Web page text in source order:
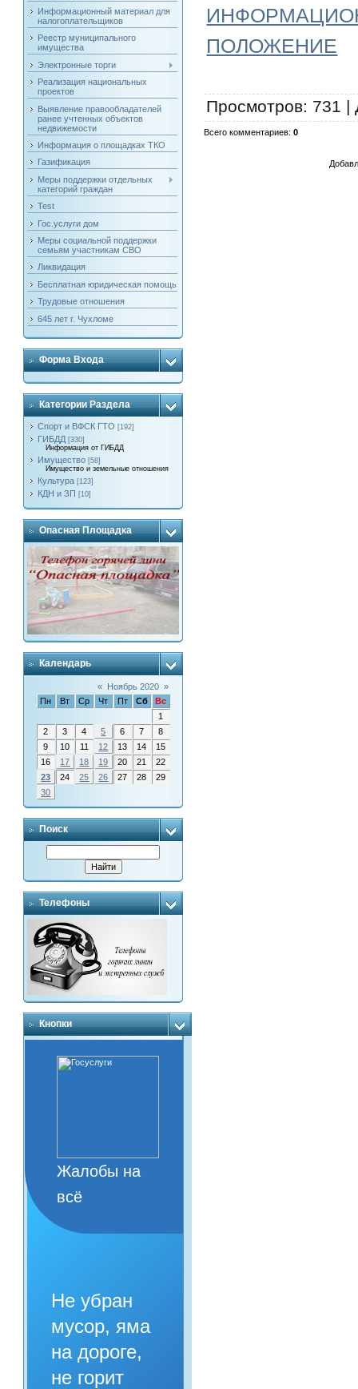
Информационный материал для
налогоплательщиков
Реестр муниципального
имущества
Электронные торги
Реализация национальных
проектов
Выявление правообладателей
ранее учтенных объектов
недвижемости
Информация о площадках ТКО
Газификация
Меры поддержки отдельных
категорий граждан
Test
Гос.услуги дом
Меры социальной поддержки
семьям участникам СВО
Ликвидация
Бесплатная юридическая помощь
Трудовые отношения
645 лет г. Чухломе
Форма Входа
Категории Раздела
Спорт и ВФСК ГТО [192]
ГИБДД [330]
Информация от ГИБДД
Имущество [58]
Имущество и земельные отношения
Культура [123]
КДН и ЗП [10]
Опасная Площадка
Календарь
« Ноябрь 2020 »
Пн
Вт Ср Чт Пт Сб
Вс
1
2
3 4 5 6 7
8
9
10 11 12 13 14
15
16
17 18 19 20 21
22
23
24 25 26 27 28
29
30
Поиск
Телефоны
Кнопки
Жалобы на
всё
Не убран
мусор, яма
на дороге,
не горит
ПОЛОЖЕНИЕ
Просмотров: 731 |
Всего комментариев:0